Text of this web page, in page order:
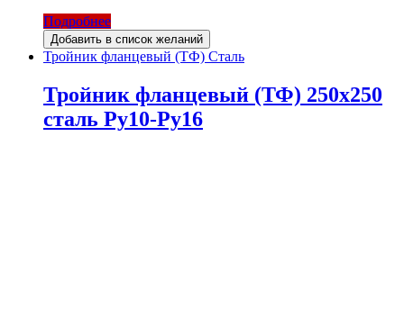
Подробнее
Добавить в список желаний
Тройник фланцевый (ТФ) Сталь
Тройник фланцевый (ТФ) 250х250
сталь Ру10-Ру16